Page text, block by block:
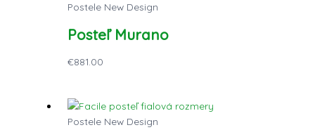
Postele New Design
Posteľ Murano
€881.00
Postele New Design